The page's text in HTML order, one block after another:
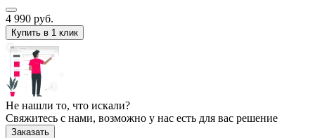
4 990 руб.
Купить в 1 клик
Не нашли то, что искали?
Свяжитесь с нами, возможно у нас есть для вас решение
Заказать